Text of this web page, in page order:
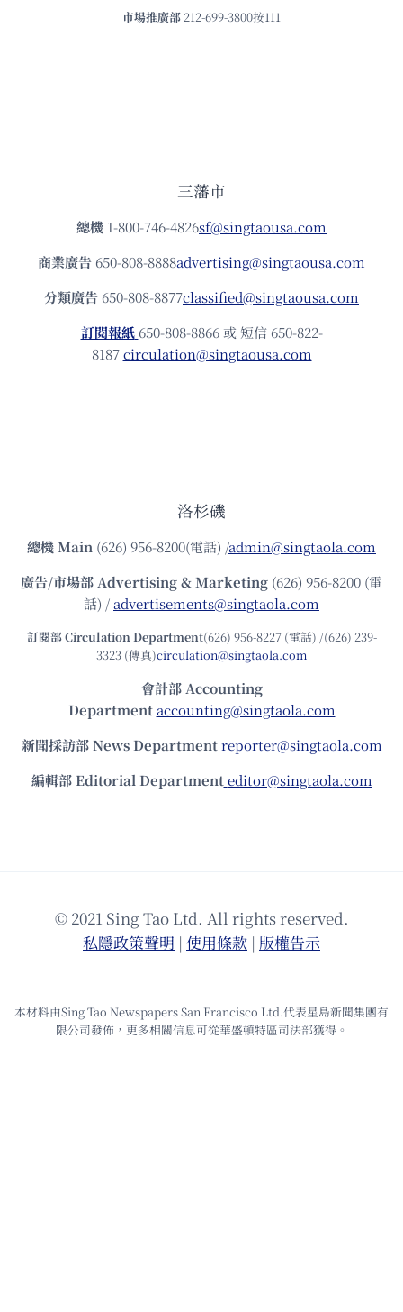
市場推廣部 212-699-3800按111
三藩市
總機 1-800-746-4826sf@singtaousa.com
商業廣告 650-808-8888advertising@singtaousa.com
分類廣告 650-808-8877classified@singtaousa.com
訂閱報紙 650-808-8866 或 短信 650-822-
8187circulation@singtaousa.com
洛杉磯
總機Main (626) 956-8200(電話) /admin@singtaola.com
廣告/市場部Advertising & Marketing (626) 956-8200 (電
話) /advertisements@singtaola.com
訂閱部 Circulation Department(626) 956-8227 (電話) /(626) 239-
3323 (傳真)circulation@singtaola.com
會計部 Accounting
Department accounting@singtaola.com
新聞採訪部 News Department reporter@singtaola.com
編輯部 Editorial Department editor@singtaola.com
© 2021 Sing Tao Ltd. All rights reserved.
私隱政策聲明 | 使⽤條款 | 版權告⽰
本材料由Sing Tao Newspapers San Francisco Ltd.代表星島新聞集團有
限公司發佈，更多相關信息可從華盛頓特區司法部獲得。